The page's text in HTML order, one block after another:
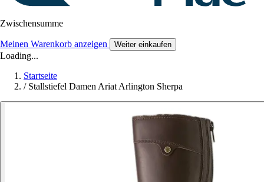
Zwischensumme
Meinen Warenkorb anzeigen Weiter einkaufen
Loading...
Startseite
/ Stallstiefel Damen Ariat Arlington Sherpa